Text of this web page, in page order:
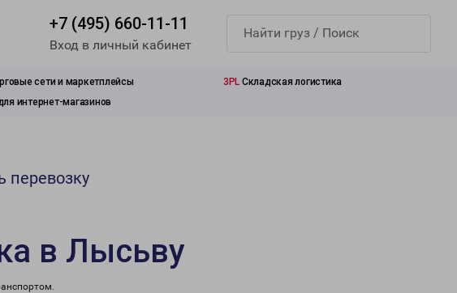
+7 (495) 660-11-11
Вход в личный кабинет
сети и маркетплейсы 3PL Складская логистика
интернет-магазинов
перевозку
в Лысьву